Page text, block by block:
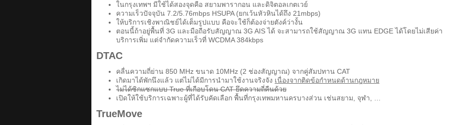
ในกรุงเทพฯ มีใช้ได้สองจุดคือ สยามพารากอน และดิจิตอลเกตเวย์
ความเร็วปัจจุบัน 7.2/5.76mbps HSUPA (ยกเว้นหัวหินได้ถึง 21mbps)
ให้บริการเชิงพาณิชย์ได้เต็มรูปแบบ คือจะใช้ก็ต้องจ่ายตังค์ว่างั้น
ตอนนี้ถ้าอยู่พื้นที่ 3G และมือถือรับสัญญาณ 3G AIS ได้ จะสามารถใช้สัญญาณ 3G แทน EDGE ได้โดยไม่เสียค่า
บริการเพิ่ม แต่จำกัดความเร็วที่ WCDMA 384kbps
DTAC
คลื่นความถี่ย่าน 850 MHz ขนาด 10MHz (2 ช่องสัญญาณ) จากคู่สัมปทาน CAT
เกิดมาได้พักนึงแล้ว แต่ไม่ได้มีการนำมาใช้งานจริงจัง เนื่องจากติดข้อกำหนดด้านกฎหมาย
ไม่ได้ซิกแซกแบบ True ที่เกือบโดน CAT ยึดความถี่คืนด้วย
เปิดให้ใช้บริการเฉพาะผู้ที่ได้รับคัดเลือก พื้นที่กรุงเทพมหานครบางส่วน เช่นสยาม, จุฬา, …
TrueMove